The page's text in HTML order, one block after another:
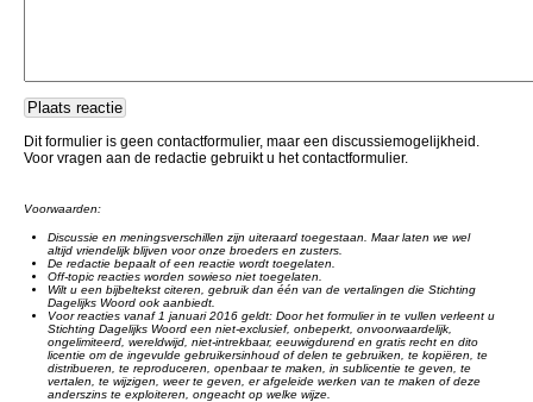
Dit formulier is geen contactformulier, maar een discussiemogelijkheid.
Voor vragen aan de redactie gebruikt u het contactformulier.
Voorwaarden:
Discussie en meningsverschillen zijn uiteraard toegestaan. Maar laten we wel
altijd vriendelijk blijven voor onze broeders en zusters.
De redactie bepaalt of een reactie wordt toegelaten.
Off-topic reacties worden sowieso niet toegelaten.
Wilt u een bijbeltekst citeren, gebruik dan één van de vertalingen die Stichting
Dagelijks Woord ook aanbiedt.
Voor reacties vanaf 1 januari 2016 geldt: Door het formulier in te vullen verleent u
Stichting Dagelijks Woord een niet-exclusief, onbeperkt, onvoorwaardelijk,
ongelimiteerd, wereldwijd, niet-intrekbaar, eeuwigdurend en gratis recht en dito
licentie om de ingevulde gebruikersinhoud of delen te gebruiken, te kopiëren, te
distribueren, te reproduceren, openbaar te maken, in sublicentie te geven, te
vertalen, te wijzigen, weer te geven, er afgeleide werken van te maken of deze
anderszins te exploiteren, ongeacht op welke wijze.